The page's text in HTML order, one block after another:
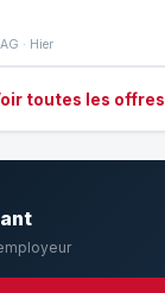
· Hier
toutes les offres